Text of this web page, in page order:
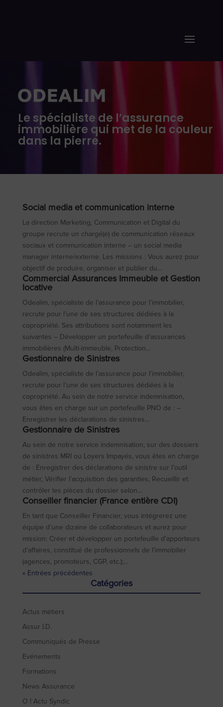
Le spécialiste de l’assurance
immobilière qui met de la couleur
dans la pierre.
Social media et communication interne
La direction Marketing, Communication et Digital du
groupe recrute un chargé(e) de communication réseaux
sociaux et communication interne – un social media
manager interne/externe. Les missions : Vous aurez pour
objectif de produire, organiser et publier du...
Commercial Assurances Immeuble et Gestion
locative
Odealim, spécialiste de l’assurance pour l’immobilier,
recrute pour l’une de ses structures dédiées à la
copropriété. Ses attributions sont notamment les
suivantes – Développer un portefeuille d’assurances
immobilières (Multi-immeuble, Protection...
Gestionnaire de Sinistres
Odealim, spécialiste de l’assurance pour l’immobilier,
recrute pour l’une de ses structures dédiées à la
copropriété. Au sein de notre service indemnisation,
vous êtes en charge sur un portefeuille PNO de : –
Enregistrer les déclarations de sinistres...
Gestionnaire de Sinistres
Au sein de notre service indemnisation, sur des dossiers
de sinistres MRI ou Loyers Impayés, vous êtes en charge
de : Enregistrer des déclarations de sinistre sur l’outil
métier, Vérifier l’acquisition des garanties, Recueillir et
contrôler les pièces du dossier selon...
Conseiller financier (France entière CDI)
En tant que Conseiller Financier, vous intégrerez une
équipe d’une dizaine de collaborateurs et aurez pour
mission: Créer et développer un portefeuille d’apporteurs
d’affaires, constitué de professionnels de l’immobilier
(agences, promoteurs, CGP, etc.);...
« Entrées précédentes
Catégories
Actus métiers
Assur I.D.
Communiqués de Presse
Evénements
Formations
News Assurance
O ! Actu Syndic